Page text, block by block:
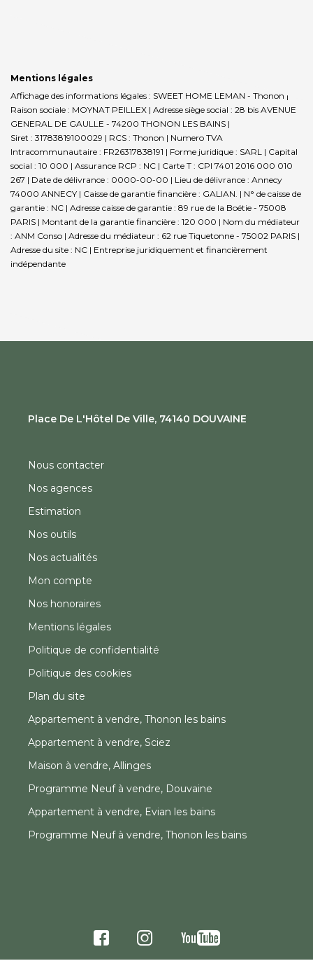
Mentions légales
Affichage des informations légales : SWEET HOME LEMAN - Thonon |
Raison sociale : MOYNAT PEILLEX | Adresse siège social : 28 bis AVENUE
GENERAL DE GAULLE - 74200 THONON LES BAINS |
Siret : 31783819100029 | RCS : Thonon | Numero TVA
Intracommunautaire : FR26317838191 | Forme juridique : SARL | Capital
social : 10 000 | Assurance RCP : NC | Carte T : CPI 7401 2016 000 010
267 | Date de délivrance : 0000-00-00 | Lieu de délivrance : Annecy
74000 ANNECY | Caisse de garantie financière : GALIAN. | N° de caisse de
garantie : NC | Adresse caisse de garantie : 89 rue de la Boétie - 75008
PARIS | Montant de la garantie financière : 120 000 | Nom du médiateur
: ANM Conso | Adresse du médiateur : 62 rue Tiquetonne - 75002 PARIS |
Adresse du site : NC | Entreprise juridiquement et financièrement
indépendante
Place De L'Hôtel De Ville, 74140 DOUVAINE
Nous contacter
Nos agences
Estimation
Nos outils
Nos actualités
Mon compte
Nos honoraires
Mentions légales
Politique de confidentialité
Politique des cookies
Plan du site
Appartement à vendre, Thonon les bains
Appartement à vendre, Sciez
Maison à vendre, Allinges
Programme Neuf à vendre, Douvaine
Appartement à vendre, Evian les bains
Programme Neuf à vendre, Thonon les bains